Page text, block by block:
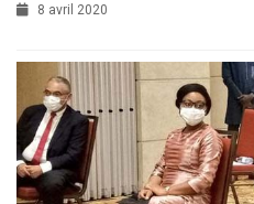
8 avril 2020